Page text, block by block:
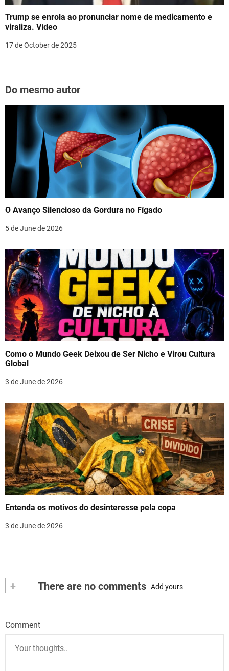
Trump se enrola ao pronunciar nome de medicamento e
viraliza. Vídeo
17 de October de 2025
Do mesmo autor
O Avanço Silencioso da Gordura no Fígado
5 de June de 2026
Como o Mundo Geek Deixou de Ser Nicho e Virou Cultura
Global
3 de June de 2026
Entenda os motivos do desinteresse pela copa
3 de June de 2026
+ There are no comments Add yours
Comment